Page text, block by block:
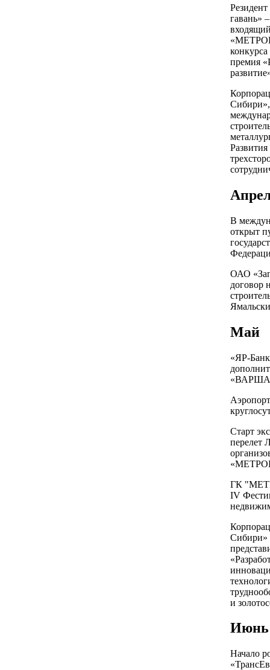
гавань»
премия
В
открыт
ОАО
договор
Май
«ЯР-
Старт
перелет
ГК
IV
и
Июнь
Начало